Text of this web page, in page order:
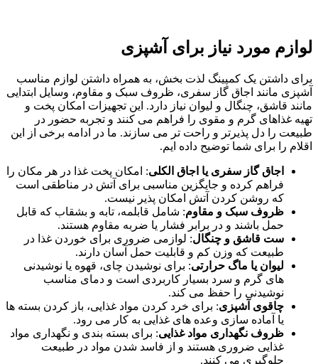
لوازم مورد نیاز برای آشپزی
برای داشتن یک کمپینگ لذت‌ بخش، به همراه داشتن لوازم مناسب
آشپزی مانند اجاق گاز سفری، ظروف سبک و مقاوم، وسایل ابتدایی
مانند قاشق، چنگال و لیوان نیاز دارد. این تجهیزات امکان پخت و
تهیه غذاهای گرم و مقوی را فراهم می‌ کنند و تجربه حضور در
طبیعت را دل ‌پذیرتر و راحت‌ تر می‌ سازند. ما در ادامه برخی از این
اقلام را برای شما توضیح داده ایم.
اجاق گاز سفری یا اجاق الکلی: امکان پخت غذا در هر مکان را
فراهم کرده و جایگزین مناسبی برای آتش در مناطقی است
که روشن کردن آتش امکان ‌پذیر نیست.
ظروف سبک و مقاوم: شامل قابلمه، تابه و بشقاب که قابل
حمل باشند و در برابر فشار یا ضربه مقاوم هستند.
ست قاشق و چنگال: لوازمی ضروری برای خوردن غذا در
طبیعت که وزن کم و قابلیت حمل آسان دارند.
لیوان یا ماگ حرارتی: برای نوشیدن چای، قهوه یا نوشیدنی
های گرم و سرد بسیار کاربردی است و دمای مناسب
نوشیدنی را حفظ می ‌کند.
چاقوی آشپزی: برای خرد کردن مواد غذایی، باز کردن بسته‌ ها
یا آماده‌ سازی وعده‌ های غذایی به کار می ‌رود.
ظروف نگهداری مواد غذایی: برای بسته‌ بندی و نگهداری مواد
غذایی ضروری هستند و از فاسد شدن مواد در طبیعت
جلوگیری می ‌کنند.